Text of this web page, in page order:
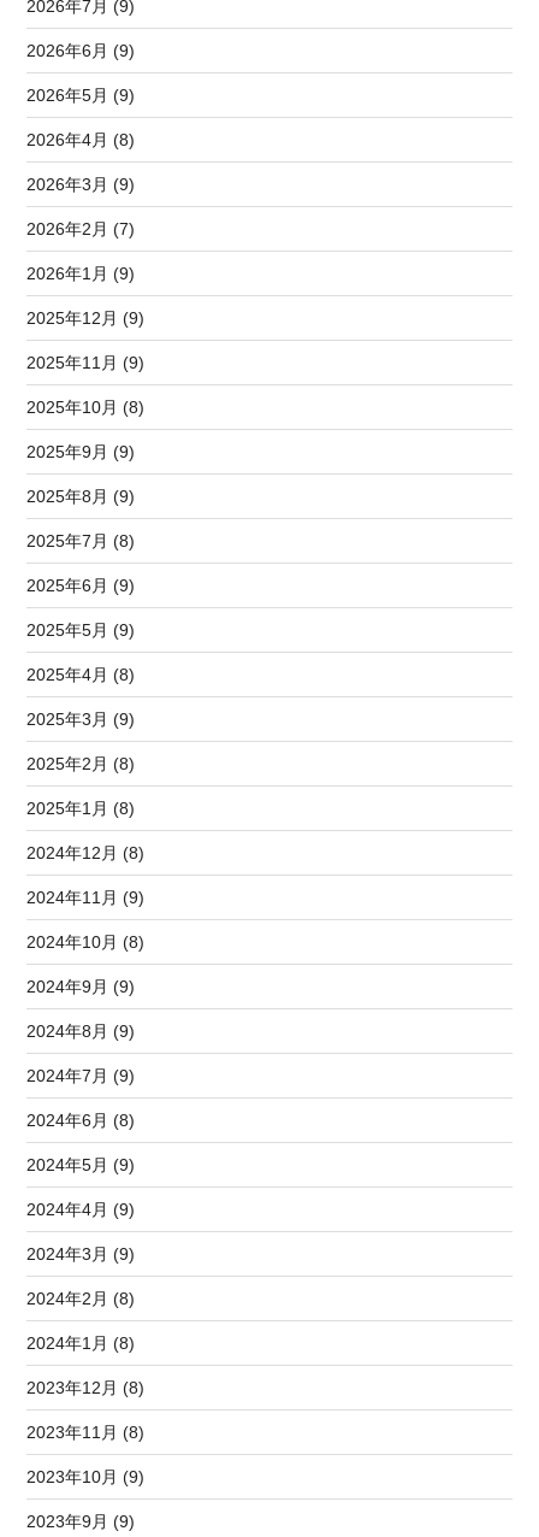
2026年7月 (9)
2026年6月 (9)
2026年5月 (9)
2026年4月 (8)
2026年3月 (9)
2026年2月 (7)
2026年1月 (9)
2025年12月 (9)
2025年11月 (9)
2025年10月 (8)
2025年9月 (9)
2025年8月 (9)
2025年7月 (8)
2025年6月 (9)
2025年5月 (9)
2025年4月 (8)
2025年3月 (9)
2025年2月 (8)
2025年1月 (8)
2024年12月 (8)
2024年11月 (9)
2024年10月 (8)
2024年9月 (9)
2024年8月 (9)
2024年7月 (9)
2024年6月 (8)
2024年5月 (9)
2024年4月 (9)
2024年3月 (9)
2024年2月 (8)
2024年1月 (8)
2023年12月 (8)
2023年11月 (8)
2023年10月 (9)
2023年9月 (9)